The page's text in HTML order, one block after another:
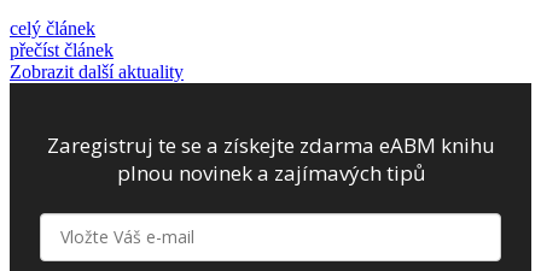
celý článek
přečíst článek
Zobrazit další aktuality
Zaregistruj te se a získejte zdarma eABM knihu
plnou novinek a zajímavých tipů